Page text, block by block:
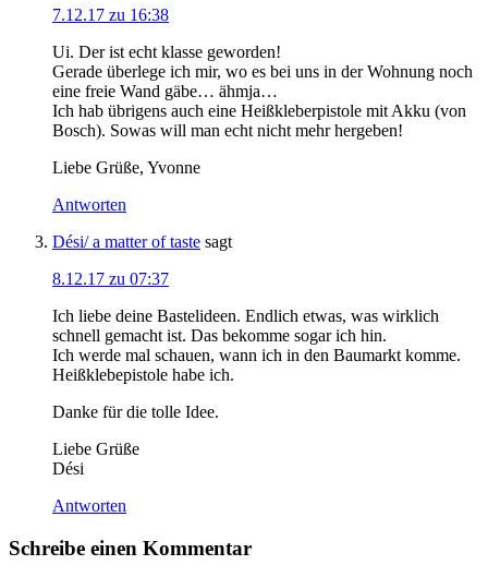
7.12.17 zu 16:38
Ui. Der ist echt klasse geworden!
Gerade überlege ich mir, wo es bei uns in der Wohnung noch
eine freie Wand gäbe… ähmja…
Ich hab übrigens auch eine Heißkleberpistole mit Akku (von
Bosch). Sowas will man echt nicht mehr hergeben!
Liebe Grüße, Yvonne
Antworten
Dési/ a matter of taste sagt
8.12.17 zu 07:37
Ich liebe deine Bastelideen. Endlich etwas, was wirklich
schnell gemacht ist. Das bekomme sogar ich hin.
Ich werde mal schauen, wann ich in den Baumarkt komme.
Heißklebepistole habe ich.
Danke für die tolle Idee.
Liebe Grüße
Dési
Antworten
Schreibe einen Kommentar